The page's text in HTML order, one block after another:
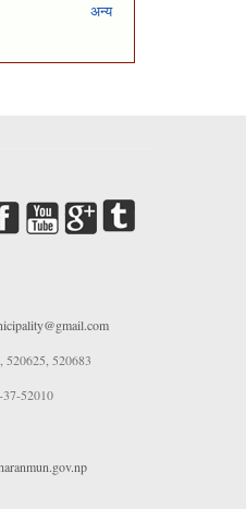
अन्य
520625, 520683
52010